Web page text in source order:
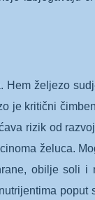
željezo
je kritični
rizik od
želuca.
obilje soli i
poput